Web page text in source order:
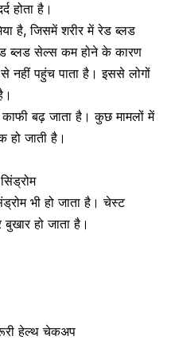
होता है।
है, जिसमें शरीर में रेड ब्लड
ब्लड सेल्स कम होने के कारण
पहुंच पाता है। इससे लोगों
बढ़ जाता है। कुछ मामलों में
जाती है।
भी हो जाता है। चेस्ट
बुखारहो जाता है।
हेल्थ चेकअप